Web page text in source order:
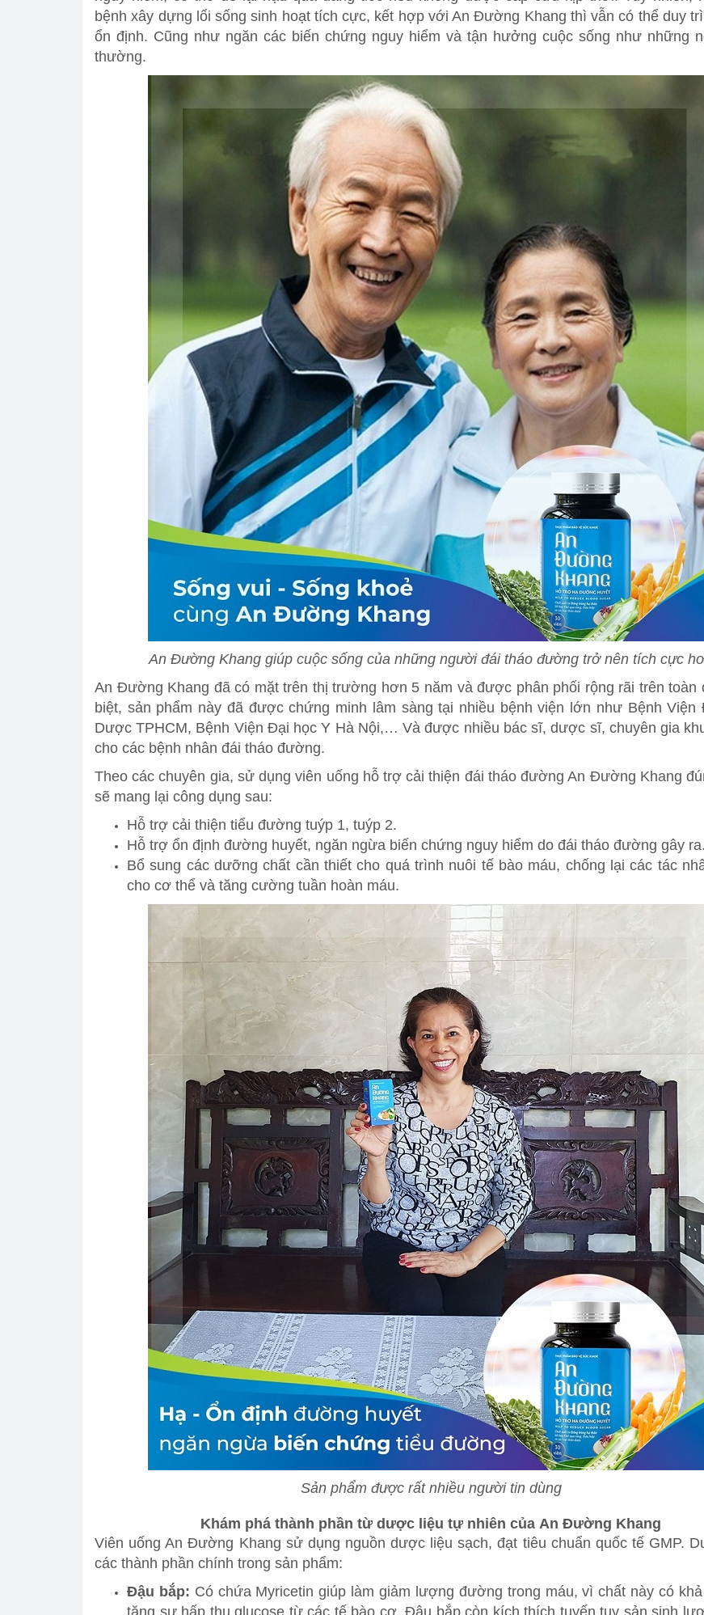
bệnh xây dựng lối sống sinh hoạt tích cực, kết hợp với An Đường Khang thì vẫn có thể duy
ổn định. Cũng như ngăn các biến chứng nguy hiểm và tận hưởng cuộc sống như những
thường.
An Đường Khang giúp cuộc sống của những người đái tháo đường trở nên tích cực
An Đường Khang đã có mặt trên thị trường hơn 5 năm và được phân phối rộng rãi trên toàn
biệt, sản phẩm này đã được chứng minh lâm sàng tại nhiều bệnh viện lớn như Bệnh Viện
Dược TPHCM, Bệnh Viện Đại học Y Hà Nội,… Và được nhiều bác sĩ, dược sĩ, chuyên gia
cho các bệnh nhân đái tháo đường.
Theo các chuyên gia, sử dụng viên uống hỗ trợ cải thiện đái tháo đường An Đường Khang
sẽ mang lại công dụng sau:
Hỗ trợ cải thiện tiểu đường tuýp 1, tuýp 2.
Hỗ trợ ổn định đường huyết, ngăn ngừa biến chứng nguy hiểm do đái tháo đường gây ra.
Bổ sung các dưỡng chất cần thiết cho quá trình nuôi tế bào máu, chống lại các tác
cho cơ thể và tăng cường tuần hoàn máu.
Sản phẩm được rất nhiều người tin dùng
Khám phá thành phần từ dược liệu tự nhiên của An Đường Khang
Viên uống An Đường Khang sử dụng nguồn dược liệu sạch, đạt tiêu chuẩn quốc tế GMP.
các thành phần chính trong sản phẩm:
Đậu bắp: Có chứa Myricetin giúp làm giảm lượng đường trong máu, vì chất này có
tăng sự hấp thu glucose từ các tế bào cơ. Đậu bắp còn kích thích tuyến tụy sản sinh